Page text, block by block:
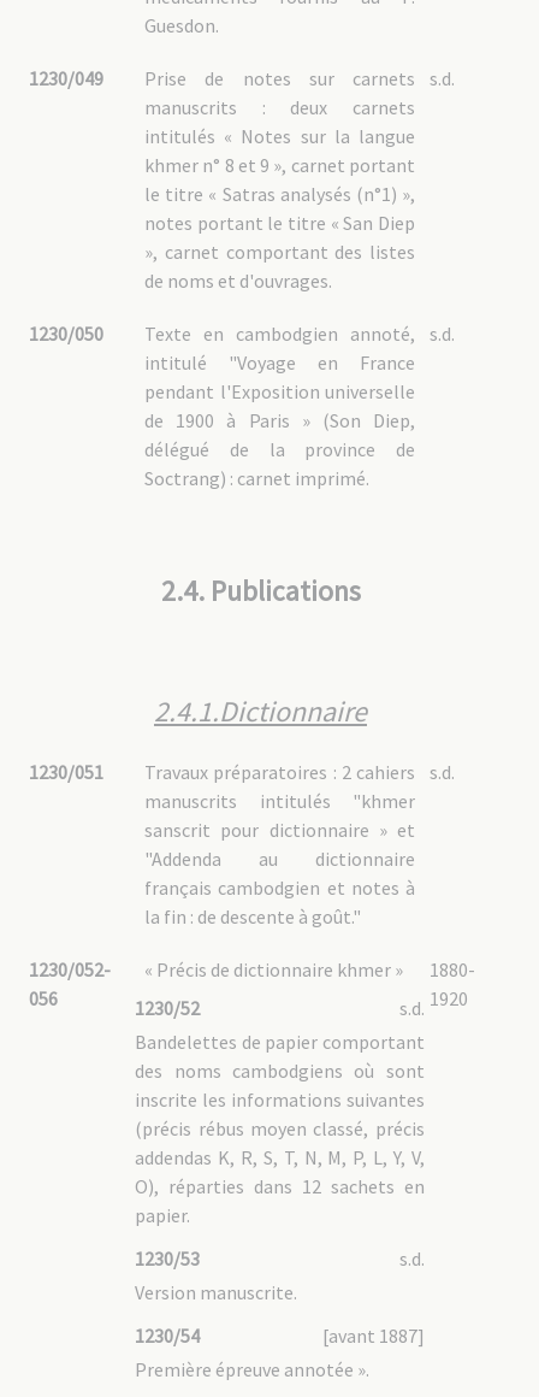
Guesdon.
1230/049 s.d.
Prise de notes sur carnets
manuscrits : deux carnets
intitulés « Notes sur la langue
khmer n° 8 et 9 », carnet portant
le titre « Satras analysés (n°1) »,
notes portant le titre « San Diep
», carnet comportant des listes
de noms et d'ouvrages.
1230/050 s.d.
Texte en cambodgien annoté,
intitulé "Voyage en France
pendant l'Exposition universelle
de 1900 à Paris » (Son Diep,
délégué de la province de
Soctrang) : carnet imprimé.
2.4. Publications
2.4.1.Dictionnaire
1230/051 s.d.
Travaux préparatoires : 2 cahiers
manuscrits intitulés "khmer
sanscrit pour dictionnaire » et
"Addenda au dictionnaire
français cambodgien et notes à
la fin : de descente à goût."
1230/052-
056
1880-
1920
« Précis de dictionnaire khmer »
1230/52
s.d.
Bandelettes de papier comportant
des noms cambodgiens où sont
inscrite les informations suivantes
(précis rébus moyen classé, précis
addendas K, R, S, T, N, M, P, L, Y, V,
O), réparties dans 12 sachets en
papier.
1230/53
s.d.
Version manuscrite.
1230/54
[avant 1887]
Première épreuve annotée ».